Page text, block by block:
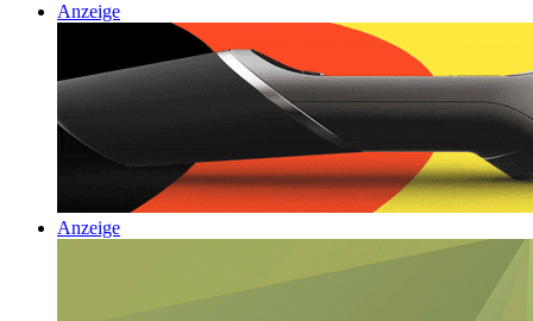
Anzeige
Anzeige